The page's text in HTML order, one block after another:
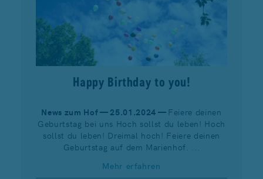
Happy Birthday to you!
News zum Hof — 25.01.2024 — Feiere deinen
Geburtstag bei uns Hoch sollst du leben! Hoch
sollst du leben! Dreimal hoch! Feiere deinen
Geburtstag auf dem Marienhof. ...
Mehr erfahren